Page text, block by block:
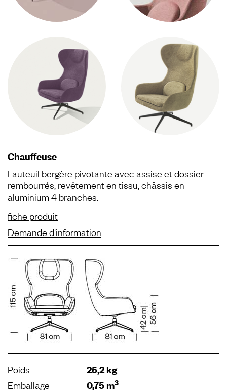
Chauffeuse
Fauteuil bergère pivotante avec assise et dossier
rembourrés, revêtement en tissu, châssis en
aluminium 4 branches.
fiche produit
Demande d'information
Poids 25,2 kg
Emballage 0,75 m3